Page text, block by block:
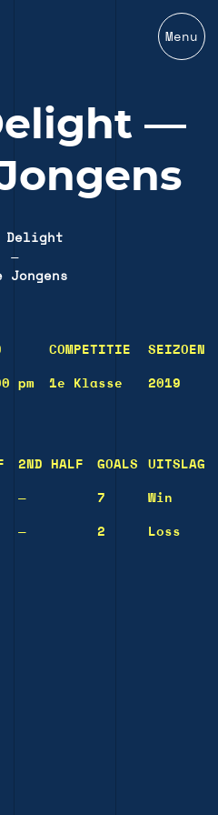
Menu
—
Delight
—
Jongens
COMPETITIE SEIZOEN
pm 1e Klasse 2019
2ND HALF GOALS UITSLAG
— 7 Win
— 2 Loss